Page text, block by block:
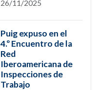
26/11/2025
Puig expuso en el
4.º Encuentro de la
Red
Iberoamericana de
Inspecciones de
Trabajo